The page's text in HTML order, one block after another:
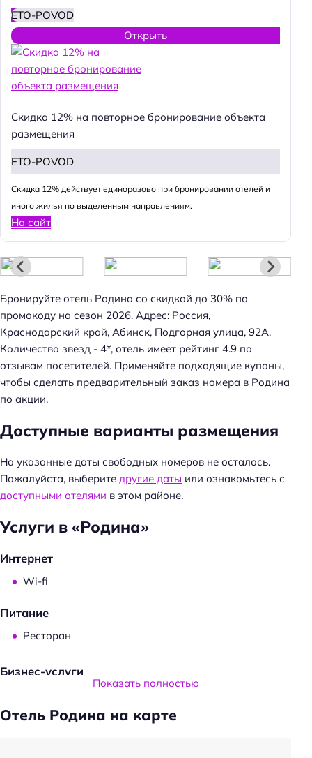
ETO-POVOD
Открыть
Скидка 12% на повторное бронирование объекта
размещения
ETO-POVOD
Cкидка 12% действует единоразово при бронировании отелей и
иного жилья по выделенным направлениям.
На сайт
Бронируйте отель Родина со скидкой до 30% по
промокоду на сезон 2026. Адрес: Россия,
Краснодарский край, Абинск, Подгорная улица, 92А.
Количество звезд - 4*, отель имеет рейтинг 4.9 по
отзывам посетителей. Применяйте подходящие купоны,
чтобы сделать предварительный заказ номера в Родина
по акции.
Доступные варианты размещения
На указанные даты свободных номеров не осталось.
Пожалуйста, выберите другие даты или ознакомьтесь с
доступными отелями в этом районе.
Услуги в «Родина»
Интернет
Wi-fi
Питание
Ресторан
Бизнес-услуги
Конференц-зал
Показать полностью
Отель Родина на карте
а
й
т
и
: